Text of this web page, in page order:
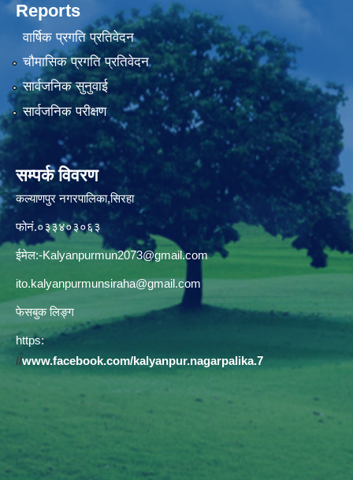
Reports
वार्षिक प्रगति प्रतिवेदन
चौमासिक प्रगति प्रतिवेदन
सार्वजनिक सुनुवाई
सार्वजनिक परीक्षण
सम्पर्क विवरण
कल्याणपुर नगरपालिका,सिरहा
फोनं.०३३४०३०६३
ईमेल:-Kalyanpurmun2073@gmail.com
ito.kalyanpurmunsiraha@gmail.com
फेसबुक लिङ्ग
https:
//www.facebook.com/kalyanpur.nagarpalika.7